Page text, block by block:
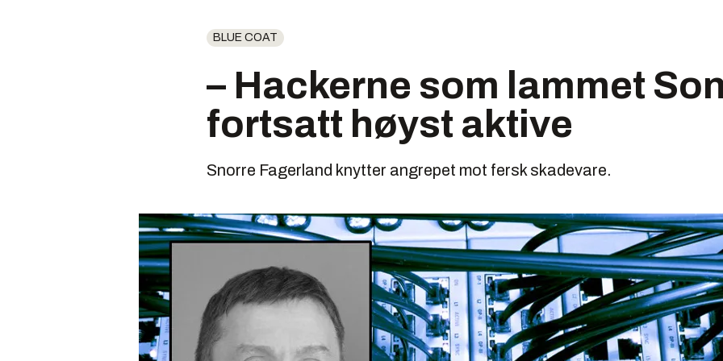
BLUE COAT
– Hackerne som lammet
fortsatt høyst aktive
Snorre Fagerland knytter angrepet mot fersk skadevare.